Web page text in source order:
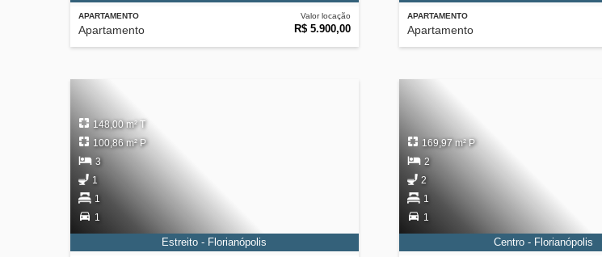
APARTAMENTO
Apartamento
Valor locação
R$ 5.900,00
APARTAMENTO
Apartamento
148,00 m² T
100,86 m² P
3
1
1
1
Estreito - Florianópolis
169,97 m² P
2
2
1
1
Centro - Florianópolis